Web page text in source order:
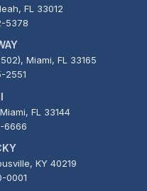
FL 33012
5378
Miami, FL 33165
2551
FL 33144
6666
KY 40219
0001